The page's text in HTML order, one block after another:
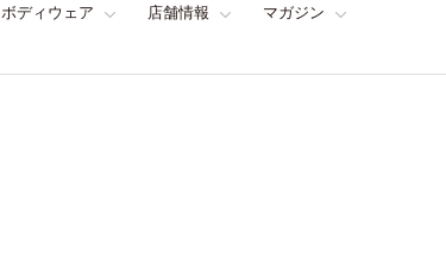
ボディウェア 店舗情報 マガジン